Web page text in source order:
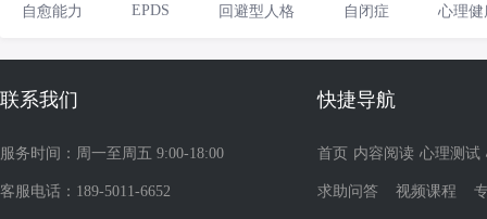
自愈能力
EPDS 回避型人格 自闭症 心理健
联系我们
服务时间：周一至周五 9:00-18:00
客服电话：189-5011-6652
快捷导航
首页 内容阅读 心理测试
求助问答 视频课程